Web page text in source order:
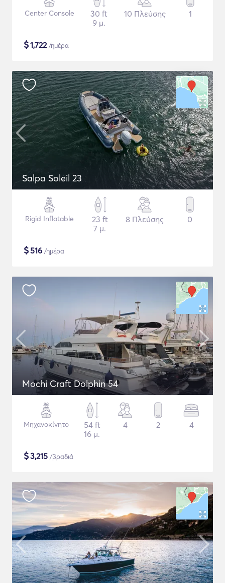
Center Console
30 ft
9 μ.
10 Πλεύσης 1
$1,722/ημέρα
Salpa Soleil 23
Rigid Inflatable
23 ft
7 μ.
8 Πλεύσης 0
$516 /ημέρα
Mochi Craft Dolphin 54
Μηχανοκίνητο
54 ft
16 μ.
4 2 4
$3,215 /βραδιά